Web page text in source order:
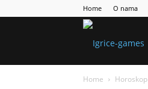
Home O nama
Home Horoskop